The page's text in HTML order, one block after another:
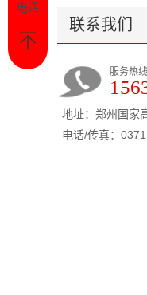
联系我们
服务热线
地址：郑州国家
电话/传真：
电话